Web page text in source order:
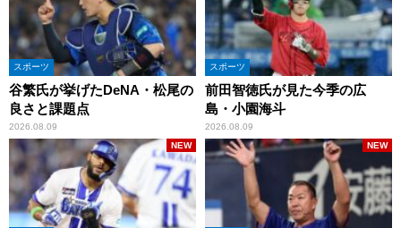
スポーツ
谷繁氏が挙げたDeNA・松尾の
良さと課題点
2026.08.09
スポーツ
前田智徳氏が見た今季の広
島・小園海斗
2026.08.09
NEW NEW